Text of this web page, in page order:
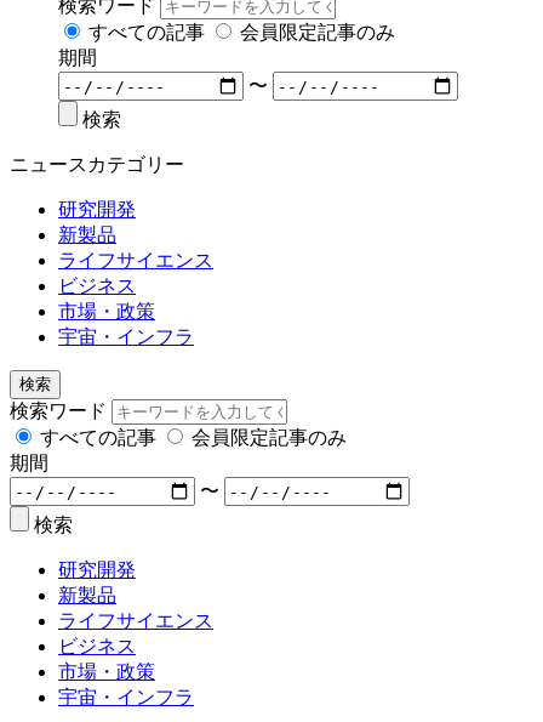
検索ワード
すべての記事
会員限定記事のみ
期間
〜
検索
ニュースカテゴリー
研究開発
新製品
ライフサイエンス
ビジネス
市場・政策
宇宙・インフラ
検索
検索ワード
すべての記事
会員限定記事のみ
期間
〜
検索
研究開発
新製品
ライフサイエンス
ビジネス
市場・政策
宇宙・インフラ